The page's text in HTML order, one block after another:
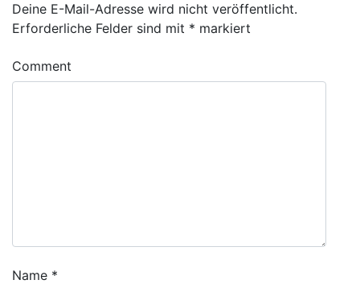
Deine E-Mail-Adresse wird nicht veröffentlicht.
Erforderliche Felder sind mit * markiert
Comment
Name *